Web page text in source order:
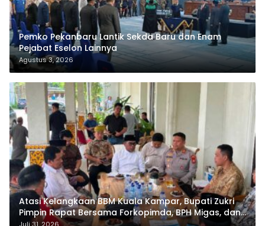
Pemko Pekanbaru Lantik Sekda Baru dan Enam
Pejabat Eselon Lainnya
Agustus 3, 2026
Atasi Kelangkaan BBM Kuala Kampar, Bupati Zukri
Pimpin Rapat Bersama Forkopimda, BPH Migas, dan
Pertamina
Juli 31, 2026